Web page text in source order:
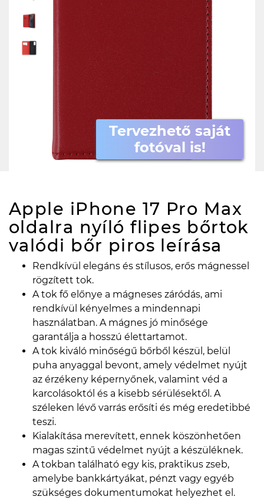
Tervezhető saját
fotóval is!
Apple iPhone 17 Pro Max
oldalra nyíló flipes bőrtok
valódi bőr piros leírása
Rendkívül elegáns és stílusos, erős mágnessel
rögzített tok.
A tok fő előnye a mágneses záródás, ami
rendkívül kényelmes a mindennapi
használatban. A mágnes jó minősége
garantálja a hosszú élettartamot.
A tok kiváló minőségű bőrből készül, belül
puha anyaggal bevont, amely védelmet nyújt
az érzékeny képernyőnek, valamint véd a
karcolásoktól és a kisebb sérülésektől. A
széleken lévő varrás erősíti és még eredetibbé
teszi.
Kialakítása merevített, ennek köszönhetően
magas szintű védelmet nyújt a készüléknek.
A tokban található egy kis, praktikus zseb,
amelybe bankkártyákat, pénzt vagy egyéb
szükséges dokumentumokat helyezhet el.